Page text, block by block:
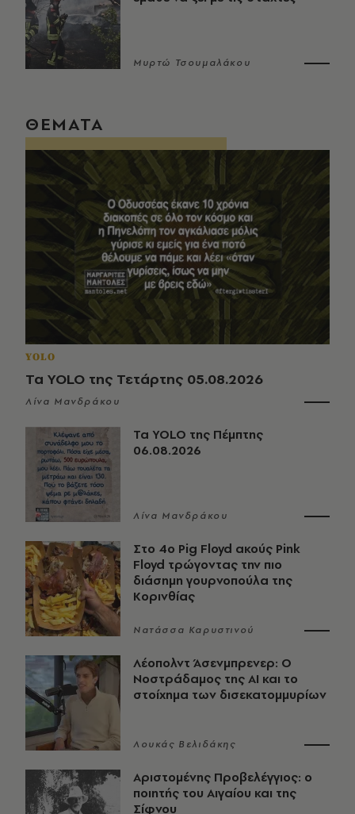
Μυρτώ Τσουμαλάκου
ΘΕΜΑΤΑ
YOLO
Τα YOLO της Τετάρτης 05.08.2026
Λίνα Μανδράκου
Τα YOLO της Πέμπτης
06.08.2026
Λίνα Μανδράκου
Στο 4ο Pig Floyd ακούς Pink
Floyd τρώγοντας την πιο
διάσημη γουρνοπούλα της
Κορινθίας
Νατάσσα Καρυστινού
Λέοπολντ Άσενμπρενερ: Ο
Νοστράδαμος της AI και το
στοίχημα των δισεκατομμυρίων
Λουκάς Βελιδάκης
Αριστομένης Προβελέγγιος: ο
ποιητής του Αιγαίου και της
Σίφνου